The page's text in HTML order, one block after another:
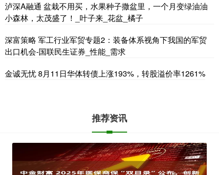
泸深A融通 盆栽不用买，水果种子撒盆里，一个月变绿油油
小森林，太茂盛了！_叶子来_花盆_橘子
深富策略 军工行业军贸专题2：装备体系视角下我国的军贸
出口机会-国联民生证券_性能_需求
金诚无忧 8月11日华体转债上涨193%，转股溢价率1261%
推荐资讯